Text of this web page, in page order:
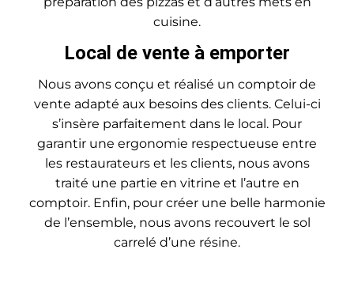
cuisine.
Local de vente à emporter
Nous avons conçu et réalisé un comptoir de
vente adapté aux besoins des clients. Celui-ci
s’insère parfaitement dans le local. Pour
garantir une ergonomie respectueuse entre
les restaurateurs et les clients, nous avons
traité une partie en vitrine et l’autre en
comptoir. Enfin, pour créer une belle harmonie
de l’ensemble, nous avons recouvert le sol
carrelé d’une résine.